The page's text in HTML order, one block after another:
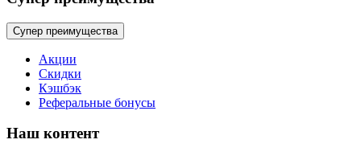
Супер преимущества
Акции
Скидки
Кэшбэк
Реферальные бонусы
Наш контент